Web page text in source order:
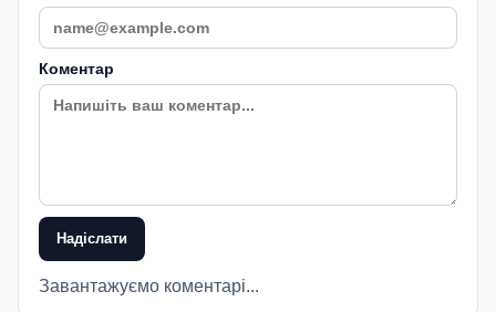
Коментар
Надіслати
Завантажуємо коментарі...